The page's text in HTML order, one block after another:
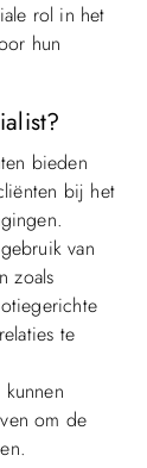
rol in het
hun
bieden
bij het
van
zoals
te
om de